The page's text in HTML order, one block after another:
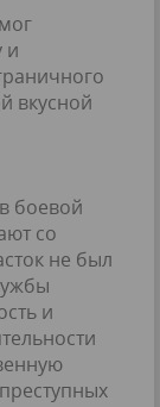
и
вкусной
боевой
со
не был
и